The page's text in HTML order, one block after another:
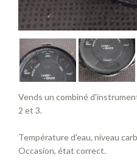
Vends un combiné
2 et 3.
Température d'eau, niveau
Occasion, état correct.